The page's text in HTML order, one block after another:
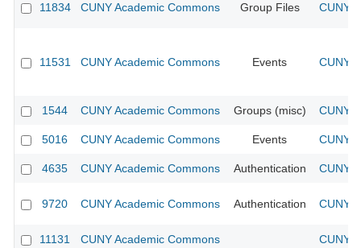
11834 CUNY Academic Commons Group Files CUNY
11531 CUNY Academic Commons Events CUNY
1544 CUNY Academic Commons Groups (misc) CUNY
5016 CUNY Academic Commons Events CUNY
4635 CUNY Academic Commons Authentication CUNY
9720 CUNY Academic Commons Authentication CUNY
11131 CUNY Academic Commons CUNY